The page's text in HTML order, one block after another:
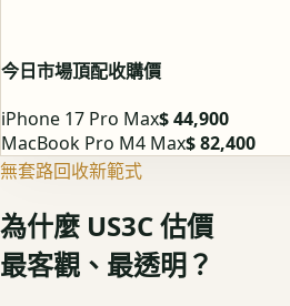
今日市場頂配收購價
iPhone 17 Pro Max$ 44,900
MacBook Pro M4 Max$ 82,400
無套路回收新範式
為什麼 US3C 估價
最客觀、最透明？